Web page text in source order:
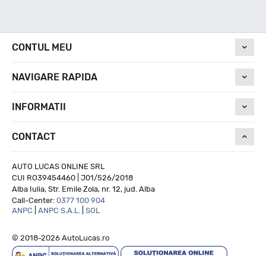
Nivel de zgomot
74
CONTUL MEU
NAVIGARE RAPIDA
INFORMATII
CONTACT
AUTO LUCAS ONLINE SRL
CUI RO39454460 | J01/526/2018
Alba Iulia, Str. Emile Zola, nr. 12, jud. Alba
Call-Center: 0377 100 904
ANPC
ANPC S.A.L. SOL
© 2018-2026 AutoLucas.ro